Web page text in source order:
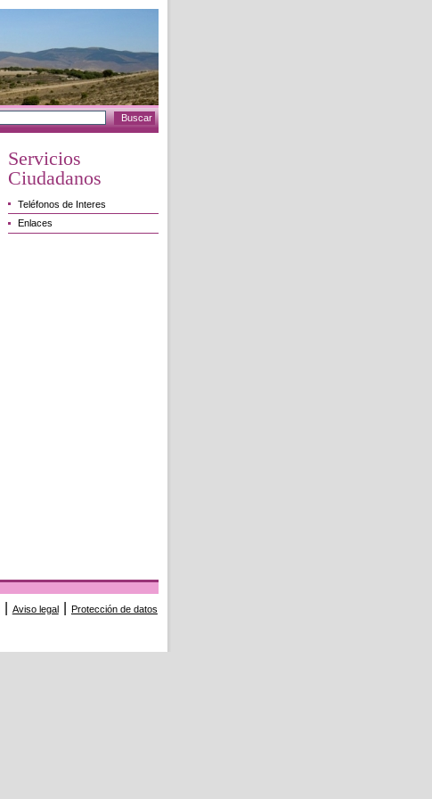
Servicios
Ciudadanos
Teléfonos de Interes
Enlaces
Aviso legal Protección de datos